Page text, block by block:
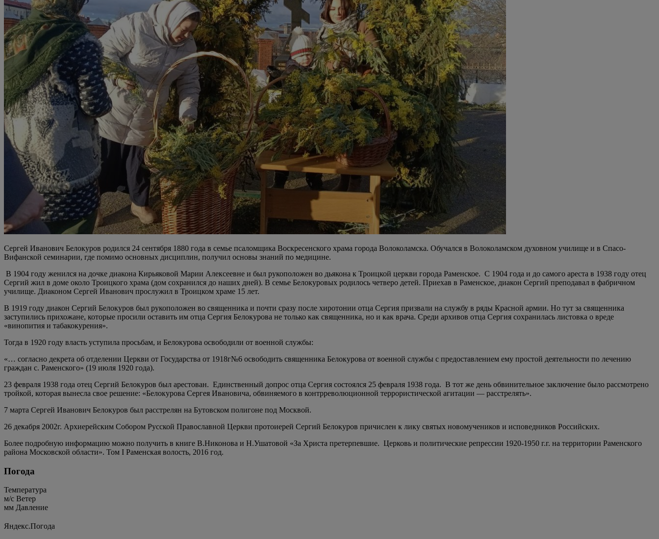
Сергей Иванович Белокуров родился 24 сентября 1880 года в семье псаломщика Воскресенского храма города Волоколамска. Обучался в Волоколамском духовном училище и в Спасо-
Вифанской семинарии, где помимо основных дисциплин, получил основы знаний по медицине.
В 1904 году женился на дочке диакона Кирьяковой Марии Алексеевне и был рукоположен во дьякона к Троицкой церкви города Раменское. С 1904 года и до самого ареста в 1938 году отец
Сергий жил в доме около Троицкого храма (дом сохранился до наших дней). В семье Белокуровых родилось четверо детей. Приехав в Раменское, диакон Сергий преподавал в фабричном
училище. Диаконом Сергей Иванович прослужил в Троицком храме 15 лет.
В 1919 году диакон Сергий Белокуров был рукоположен во священника и почти сразу после хиротонии отца Сергия призвали на службу в ряды Красной армии. Но тут за священника
заступились прихожане, которые просили оставить им отца Сергия Белокурова не только как священника, но и как врача. Среди архивов отца Сергия сохранилась листовка о вреде
«винопития и табакокурения».
Тогда в 1920 году власть уступила просьбам, и Белокурова освободили от военной службы:
«… согласно декрета об отделении Церкви от Государства от 1918г№6 освободить священника Белокурова от военной службы с предоставлением ему простой деятельности по лечению
граждан с. Раменского» (19 июля 1920 года).
23 февраля 1938 года отец Сергий Белокуров был арестован. Единственный допрос отца Сергия состоялся 25 февраля 1938 года. В тот же день обвинительное заключение было рассмотрено
тройкой, которая вынесла свое решение: «Белокурова Сергея Ивановича, обвиняемого в контрреволюционной террористической агитации — расстрелять».
7 марта Сергей Иванович Белокуров был расстрелян на Бутовском полигоне под Москвой.
26 декабря 2002г. Архиерейским Собором Русской Православной Церкви протоиерей Сергий Белокуров причислен к лику святых новомучеников и исповедников Российских.
Более подробную информацию можно получить в книге В.Никонова и Н.Ушатовой «За Христа претерпевшие. Церковь и политические репрессии 1920-1950 г.г. на территории Раменского
района Московской области». Том I Раменская волость, 2016 год.
Погода
Температура
м/c Ветер
мм Давление
Яндекс.Погода